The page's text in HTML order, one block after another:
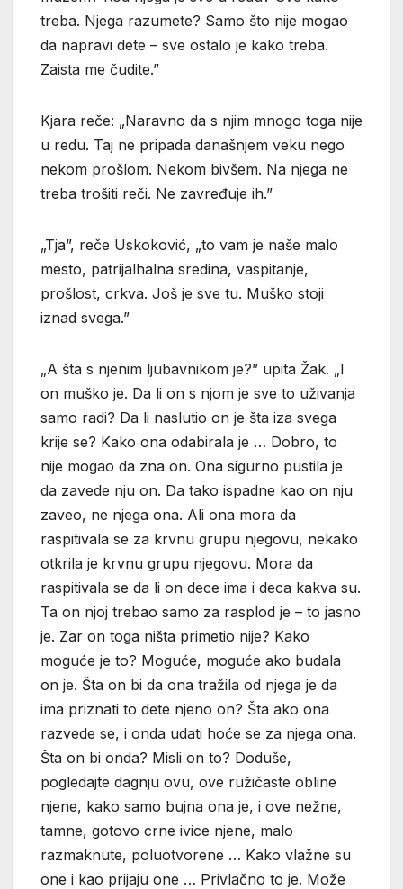
treba. Njega razumete? Samo što nije mogao
da napravi dete – sve ostalo je kako treba.
Zaista me čudite.”
Kjara reče: „Naravno da s njim mnogo toga nije
u redu. Taj ne pripada današnjem veku nego
nekom prošlom. Nekom bivšem. Na njega ne
treba trošiti reči. Ne zavređuje ih.”
„Tja”, reče Uskoković, „to vam je naše malo
mesto, patrijalhalna sredina, vaspitanje,
prošlost, crkva. Još je sve tu. Muško stoji
iznad svega.”
„A šta s njenim ljubavnikom je?” upita Žak. „I
on muško je. Da li on s njom je sve to uživanja
samo radi? Da li naslutio on je šta iza svega
krije se? Kako ona odabirala je … Dobro, to
nije mogao da zna on. Ona sigurno pustila je
da zavede nju on. Da tako ispadne kao on nju
zaveo, ne njega ona. Ali ona mora da
raspitivala se za krvnu grupu njegovu, nekako
otkrila je krvnu grupu njegovu. Mora da
raspitivala se da li on dece ima i deca kakva su.
Ta on njoj trebao samo za rasplod je – to jasno
je. Zar on toga ništa primetio nije? Kako
moguće je to? Moguće, moguće ako budala
on je. Šta on bi da ona tražila od njega je da
ima priznati to dete njeno on? Šta ako ona
razvede se, i onda udati hoće se za njega ona.
Šta on bi onda? Misli on to? Doduše,
pogledajte dagnju ovu, ove ružičaste obline
njene, kako samo bujna ona je, i ove nežne,
tamne, gotovo crne ivice njene, malo
razmaknute, poluotvorene … Kako vlažne su
one i kao prijaju one … Privlačno to je. Može